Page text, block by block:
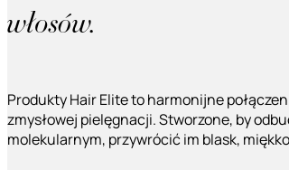
włosów.
Produkty Hair Elite to harmonijne
zmysłowej pielęgnacji. Stworzone, by
molekularnym, przywrócić im blask,